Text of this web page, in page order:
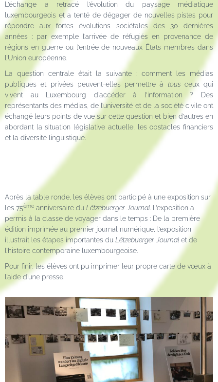
L’échange a retracé l’évolution du paysage médiatique
luxembourgeois et a tenté de dégager de nouvelles pistes pour
répondre aux fortes évolutions sociétales des 30 dernières
années : par exemple l’arrivée de réfugiés en provenance de
régions en guerre ou l’entrée de nouveaux États membres dans
l’Union européenne.
La question centrale était la suivante : comment les médias
publiques et privées peuvent-elles permettre à tousceux qui
vivent au Luxembourg d’accéder à l’information ? Des
représentants des médias, de l’université et de la société civile ont
échangé leurs points de vue sur cette question et bien d’autres en
abordant la situation législative actuelle, les obstacles financiers
et la diversité linguistique.
Après la table ronde, les élèves ont participé à une exposition sur
les 75ème anniversaire du Lëtzebuerger Journal. L’exposition a
permis à la classe de voyager dans le temps : De la première
édition imprimée au premier journal numérique, l’exposition
illustrait les étapes importantes du Lëtzebuerger Journal et de
l’histoire contemporaine luxembourgeoise.
Pour finir, les élèves ont pu imprimer leur propre carte de vœux à
l’aide d’une presse.